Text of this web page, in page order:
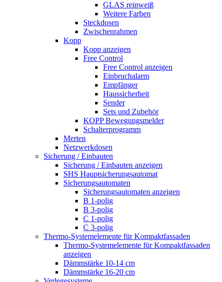
GLAS reinweiß
Weitere Farben
Steckdosen
Zwischenrahmen
Kopp
Kopp anzeigen
Free Control
Free Control anzeigen
Einbruchalarm
Empfänger
Haussicherheit
Sender
Sets und Zubehör
KOPP Bewegungsmelder
Schalterprogramm
Merten
Netzwerkdosen
Sicherung / Einbauten
Sicherung / Einbauten anzeigen
SHS Hauptsicherungsautomat
Sicherungsautomaten
Sicherungsautomaten anzeigen
B 1-polig
B 3-polig
C 1-polig
C 3-polig
Thermo-Systemelemente für Kompaktfassaden
Thermo-Systemelemente für Kompaktfassaden
anzeigen
Dämmstärke 10-14 cm
Dämmstärke 16-20 cm